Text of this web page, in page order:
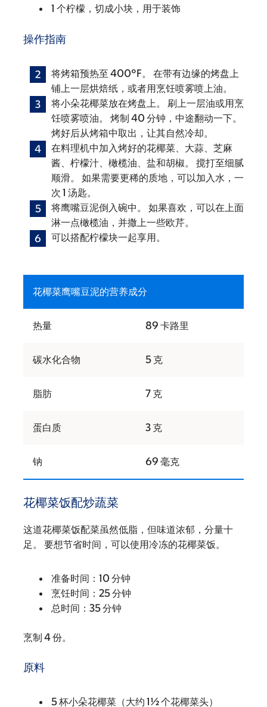
1 个柠檬，切成小块，用于装饰
操作指南
将烤箱预热至 400°F。 在带有边缘的烤盘上
铺上一层烘焙纸，或者用烹饪喷雾喷上油。
将小朵花椰菜放在烤盘上。 刷上一层油或用烹
饪喷雾喷油。 烤制 40 分钟，中途翻动一下。
烤好后从烤箱中取出，让其自然冷却。
在料理机中加入烤好的花椰菜、大蒜、芝麻
酱、柠檬汁、橄榄油、盐和胡椒。 搅打至细腻
顺滑。 如果需要更稀的质地，可以加入水，一
次 1 汤匙。
将鹰嘴豆泥倒入碗中。 如果喜欢，可以在上面
淋一点橄榄油，并撒上一些欧芹。
可以搭配柠檬块一起享用。
花椰菜鹰嘴豆泥的营养成分
热量 89 卡路里
碳水化合物 5 克
脂肪 7 克
蛋白质 3 克
钠 69 毫克
花椰菜饭配炒蔬菜
这道花椰菜饭配菜虽然低脂，但味道浓郁，分量十
足。 要想节省时间，可以使用冷冻的花椰菜饭。
准备时间：10 分钟
烹饪时间：25 分钟
总时间：35 分钟
烹制 4 份。
原料
5 杯小朵花椰菜（大约 1½ 个花椰菜头）